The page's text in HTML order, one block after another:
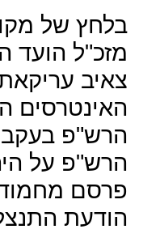
בלחץ של
מזכ"ל הועד
צאיב
האינטרסים
הרש"פ
הרש"פ על
הודעת